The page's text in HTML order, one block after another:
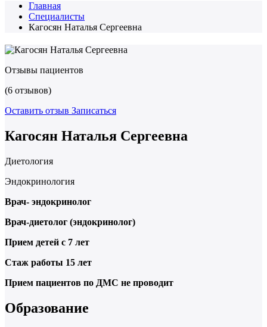
Главная
Специалисты
Кагосян Наталья Сергеевна
Отзывы пациентов
(6 отзывов)
Оставить отзыв Записаться
Кагосян Наталья Сергеевна
Диетология
Эндокринология
Врач- эндокринолог
Врач-диетолог (эндокринолог)
Прием детей с 7 лет
Стаж работы 15 лет
Прием пациентов по ДМС не проводит
Образование